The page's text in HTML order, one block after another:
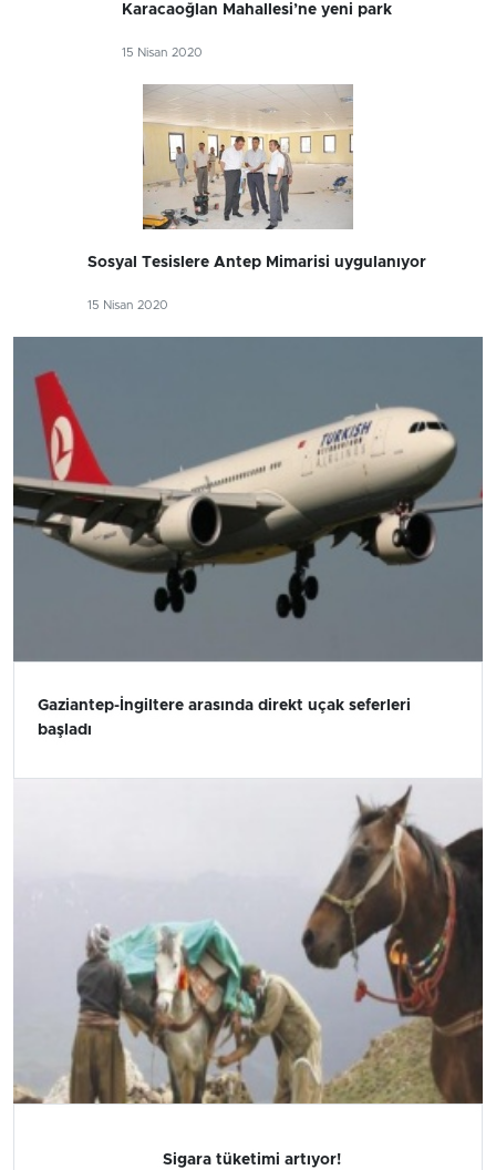
Karacaoğlan Mahallesi’ne yeni park
15 Nisan 2020
Sosyal Tesislere Antep Mimarisi uygulanıyor
15 Nisan 2020
Gaziantep-İngiltere arasında direkt uçak seferleri
başladı
Sigara tüketimi artıyor!